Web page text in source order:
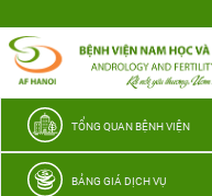
thương
TỔNG QUAN BỆNH VIỆN
BẢNG GIÁ DỊCH VỤ